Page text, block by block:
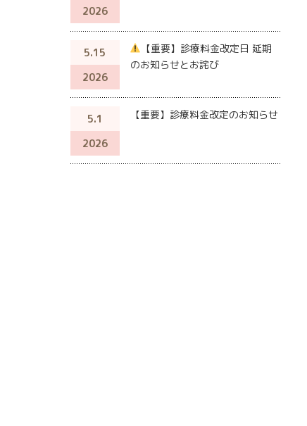
2026
5.15
2026
【重要】診療料金改定日 延期
のお知らせとお詫び
5.1
2026
【重要】診療料金改定のお知らせ